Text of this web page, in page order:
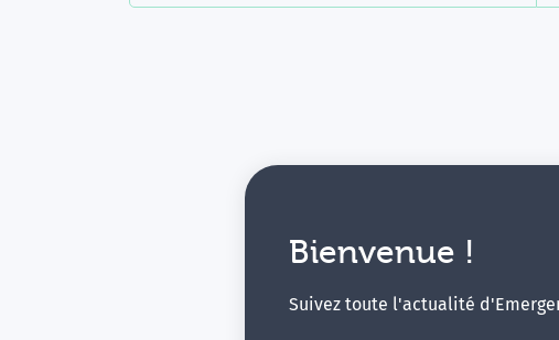
Bienvenue !
Suivez toute l'actualité